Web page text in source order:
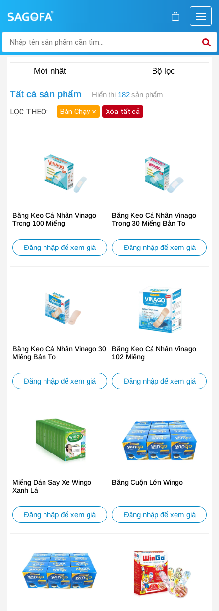
Bộ lọc
Tất cả sản phẩm Hiển thị 182sản phẩm
LỌC THEO: Bán Chạy Xóa tất cả
Băng Keo Cá Nhân Vinago
Trong 100 Miếng
Đăng nhập để xem giá
Băng Keo Cá Nhân Vinago
Trong 30 Miếng Bản To
Đăng nhập để xem giá
Băng Keo Cá Nhân Vinago 30
Miếng Bản To
Đăng nhập để xem giá
Băng Keo Cá Nhân Vinago
102 Miếng
Đăng nhập để xem giá
Miếng Dán Say Xe Wingo
Xanh Lá
Đăng nhập để xem giá
Băng Cuộn Lớn Wingo
Đăng nhập để xem giá